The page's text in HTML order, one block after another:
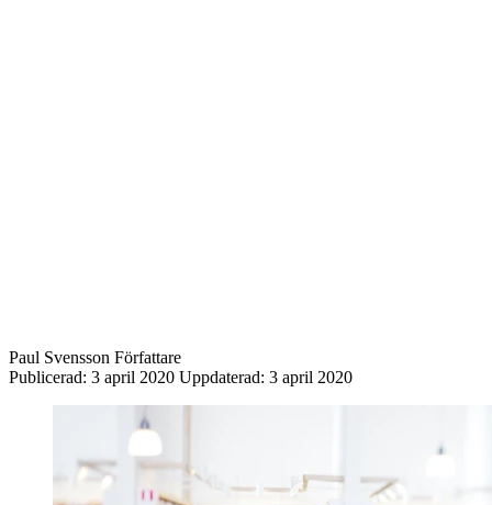
Paul Svensson Författare
Publicerad: 3 april 2020 Uppdaterad: 3 april 2020